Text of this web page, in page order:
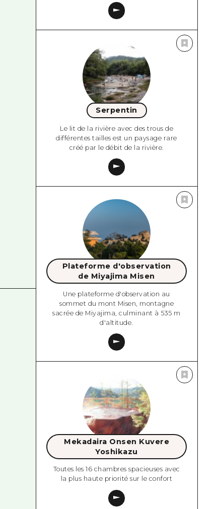
Serpentin
Le lit de la rivière avec des trous de
différentes tailles est un paysage rare
créé par le débit de la rivière.
Plateforme d'observation
de Miyajima Misen
Une plateforme d'observation au
sommet du mont Misen, montagne
sacrée de Miyajima, culminant à 535 m
d'altitude.
Mekadaira Onsen Kuvere
Yoshikazu
Toutes les 16 chambres spacieuses avec
la plus haute priorité sur le confort